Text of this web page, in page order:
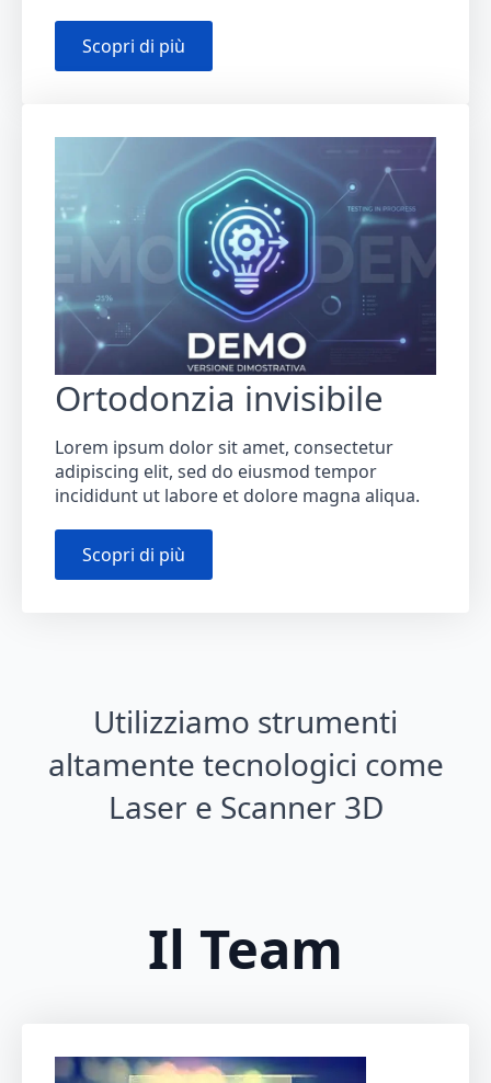
Scopri di più
Ortodonzia invisibile
Lorem ipsum dolor sit amet, consectetur
adipiscing elit, sed do eiusmod tempor
incididunt ut labore et dolore magna aliqua.
Scopri di più
Utilizziamo strumenti
altamente tecnologici come
Laser e Scanner 3D
Il Team